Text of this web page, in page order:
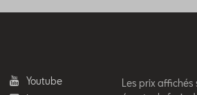
Youtube
Les prix